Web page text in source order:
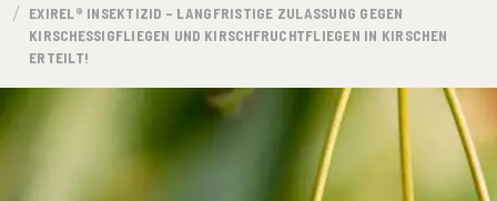
EXIREL® INSEKTIZID – LANGFRISTIGE ZULASSUNG GEGEN
KIRSCHESSIGFLIEGEN UND KIRSCHFRUCHTFLIEGEN IN KIRSCHEN
ERTEILT!